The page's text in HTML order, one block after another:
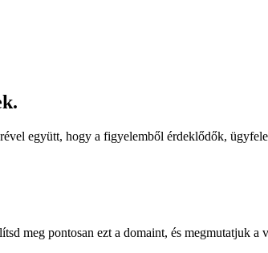
együtt, hogy a figyelemből érdeklődők,
meg pontosan ezt a domaint, és megmutatjuk a